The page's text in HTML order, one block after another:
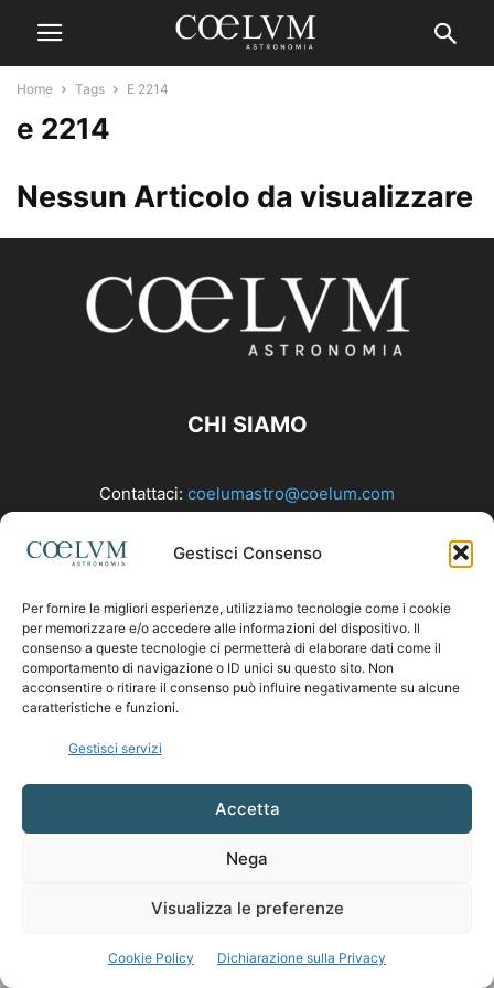
Gestisci Consenso
Per fornire le migliori esperienze, utilizziamo tecnologie come i cookie
per memorizzare e/o accedere alle informazioni del dispositivo. Il
consenso a queste tecnologie ci permetterà di elaborare dati come il
comportamento di navigazione o ID unici su questo sito. Non
acconsentire o ritirare il consenso può influire negativamente su alcune
caratteristiche e funzioni.
Gestisci servizi
Accetta
Nega
Visualizza le preferenze
Cookie Policy Dichiarazione sulla Privacy
Home Tags E 2214
e 2214
Nessun Articolo da visualizzare
CHI SIAMO
Contattaci: coelumastro@coelum.com
SEGUICI